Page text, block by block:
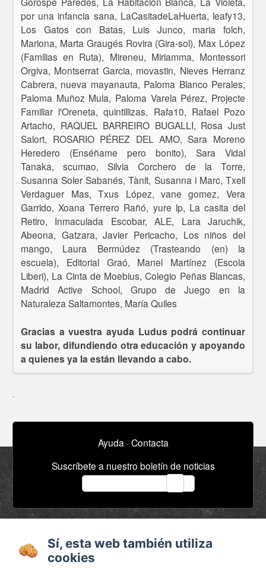
por una infancia sana, LaCasitadeLaHuerta, leafy13,
Los Gatos con Batas, Luis Junco, maria folch,
Mariona, Marta Graugés Rovira (Gira-sol), Max López
(Familias en Ruta), Mireneu, Miriamma, Montessori
Orgiva, Montserrat Garcia, movastin, Nieves Herranz
Cabrera, nueva mayanauta, Paloma Blanco Perales,
Paloma Muñoz Mula, Paloma Varela Pérez, Projecte
Familiar l'Oreneta, quintillizas, Rafa10, Rafael Pozo
Artacho, RAQUEL BARREIRO BUGALLI, Rosa Just
Salort, ROSARIO PÉREZ DEL AMO, Sara Moreno
Heredero (Enséñame pero bonito), Sara Vidal
Tanaka, scumao, Silvia Corchero de la Torre,
Susanna Soler Sabanés, Tànit, Susanna i Marc, Txell
Verdaguer Mas, Txus López, vane gomez, Vera
Garrido, Xoana Terrero Rañó, yure lp, La casita del
Retiro, Inmaculada Escobar, ALE, Lara Jaruchik,
Abeona, Gatzara, Javier Pericacho, Los niños del
mango, Laura Bermúdez (Trasteando (en) la
escuela), Editorial Graó, Manel Martínez (Escola
Liberi), La Cinta de Moebius, Colegio Peñas Blancas,
Madrid Active School, Grupo de Juego en la
Naturaleza Saltamontes, María Quiles
Gracias a vuestra ayuda Ludus podrá continuar
su labor, difundiendo otra educación y apoyando
a quienes ya la están llevando a cabo.
Ayuda · Contacta
Suscríbete a nuestro boletín de noticias
Términos y
condiciones
Timeline
Sí, esta web también utiliza
cookies